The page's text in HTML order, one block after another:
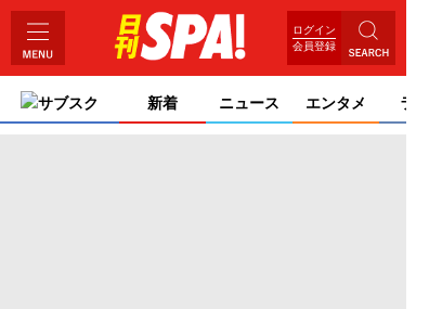
ログイン
会員登録
サブスク 新着 ニュース エンタメ ライ